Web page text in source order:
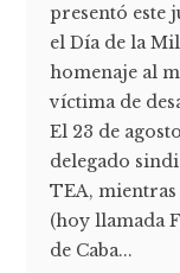
presentó este
el Día de la
homenaje al
víctima de
El 23 de
delegado
TEA, mientras
(hoy llamada
de Caba...